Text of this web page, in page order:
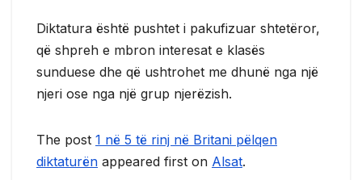
Diktatura është pushtet i pakufizuar shtetëror,
që shpreh e mbron interesat e klasës
sunduese dhe që ushtrohet me dhunë nga një
njeri ose nga një grup njerëzish.
The post 1 në 5 të rinj në Britani pëlqen
diktaturën appeared first on Alsat.